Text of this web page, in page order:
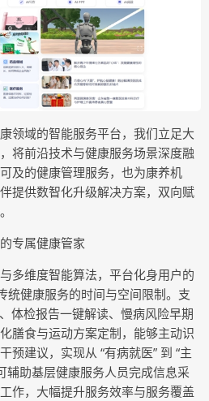
领域的智能服务平台，我们立足大
将前沿技术与健康服务场景深度融
及的健康管理服务，也为康养机
提供数智化升级解决方案，双向赋
专属健康管家
多维度智能算法，平台化身用户的
统健康服务的时间与空间限制。支
体检报告一键解读、慢病风险早期
膳食与运动方案定制，能够主动识
预建议，实现从 “有病就医” 到 “主
辅助基层健康服务人员完成信息采
作，大幅提升服务效率与服务覆盖